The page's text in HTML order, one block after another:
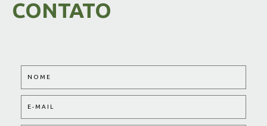
CONTATO